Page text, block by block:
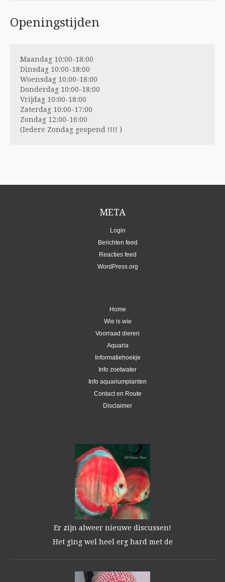
Openingstijden
Maandag 10:00-18:00
Dinsdag 10:00-18:00
Woensdag 10:00-18:00
Donderdag 10:00-18:00
Vrijdag 10:00-18:00
Zaterdag 10:00-17:00
Zondag 12:00-16:00
(Iedere Zondag geopend !!!! )
META
Login
Berichten feed
Reacties feed
WordPress.org
Home
Wie is wie
Voorraad dieren
Aquaria
Informatiehoekje
Info zoetwater
Info aquariumplanten
Contact en Route
Disclaimer
Er zijn alweer nieuwe discussen!
Het ging wel heel erg hard met de